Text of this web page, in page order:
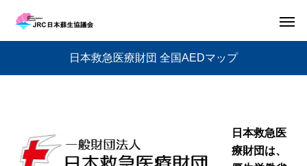
日本救急医療財団 全国AEDマップ
日本救急医
療財団は、